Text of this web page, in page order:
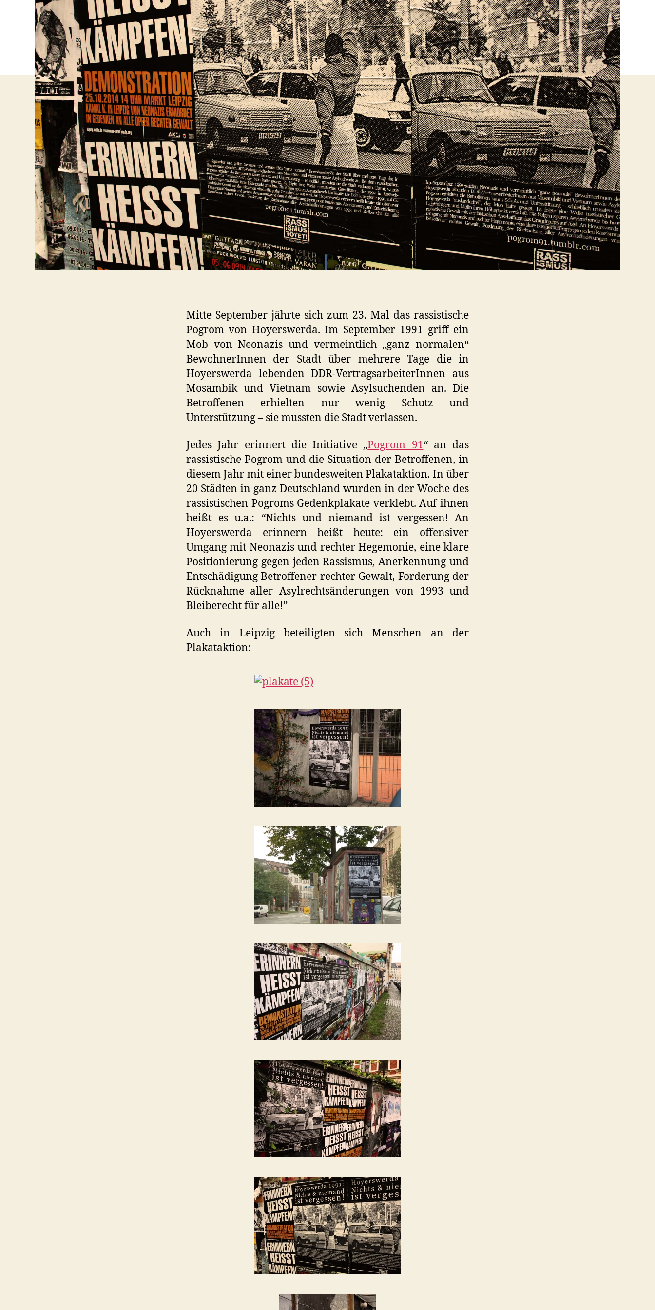
Mitte September jährte sich zum 23. Mal das rassistische
Pogrom von Hoyerswerda. Im September 1991 griff ein
Mob von Neonazis und vermeintlich „ganz normalen“
BewohnerInnen der Stadt über mehrere Tage die in
Hoyerswerda lebenden DDR-VertragsarbeiterInnen aus
Mosambik und Vietnam sowie Asylsuchenden an. Die
Betroffenen erhielten nur wenig Schutz und
Unterstützung – sie mussten die Stadt verlassen.
Jedes Jahr erinnert die Initiative „Pogrom 91“ an das
rassistische Pogrom und die Situation der Betroffenen, in
diesem Jahr mit einer bundesweiten Plakataktion. In über
20 Städten in ganz Deutschland wurden in der Woche des
rassistischen Pogroms Gedenkplakate verklebt. Auf ihnen
heißt es u.a.: “Nichts und niemand ist vergessen! An
Hoyerswerda erinnern heißt heute: ein offensiver
Umgang mit Neonazis und rechter Hegemonie, eine klare
Positionierung gegen jeden Rassismus, Anerkennung und
Entschädigung Betroffener rechter Gewalt, Forderung der
Rücknahme aller Asylrechtsänderungen von 1993 und
Bleiberecht für alle!”
Auch in Leipzig beteiligten sich Menschen an der
Plakataktion: